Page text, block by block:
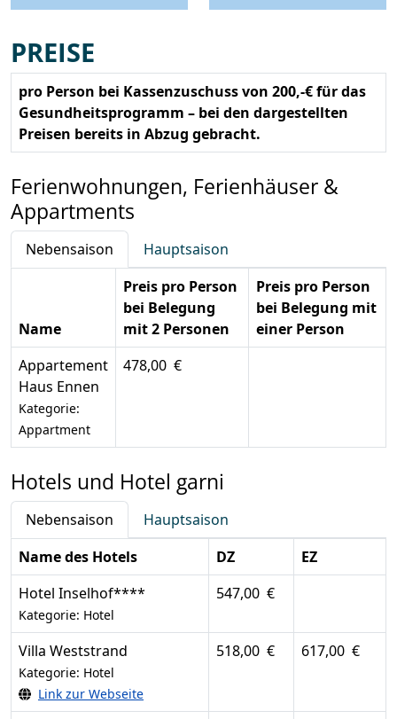
PREISE
pro Person bei Kassenzuschuss von 200,-€ für das
Gesundheitsprogramm – bei den dargestellten
Preisen bereits in Abzug gebracht.
Ferienwohnungen, Ferienhäuser &
Appartments
Nebensaison Hauptsaison
Name
Preis pro Person
bei Belegung
mit 2 Personen
Preis pro Person
bei Belegung mit
einer Person
Appartement
Haus Ennen
Kategorie:
Appartment
478,00 €
Hotels und Hotel garni
Nebensaison
Hauptsaison
Name des Hotels
DZ
EZ
Hotel Inselhof****
Kategorie: Hotel
547,00 €
Villa Weststrand
Kategorie: Hotel
Link zur Webseite
518,00 € 617,00 €